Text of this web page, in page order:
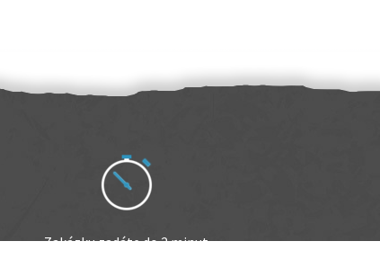
Zakázku zadáte do 2 minut